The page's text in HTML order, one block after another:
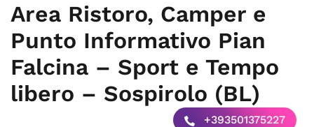
Area Ristoro, Camper e
Punto Informativo Pian
Falcina – Sport e Tempo
libero – Sospirolo (BL)
+393501375227